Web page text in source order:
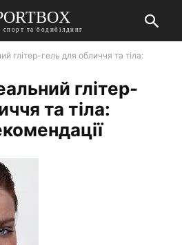
спорт та бодибілдинг
глітер-гель для обличчя та тіла:
глітер-
та тіла: